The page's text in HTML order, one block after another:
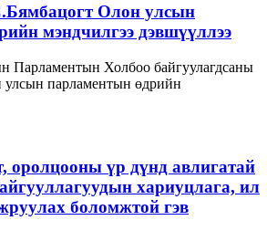
Олон улсын
мэндчилгээ дэвшүүллээ
Парламентын Холбоо байгуулагдсаны
парламентын өдрийн
оролцооны үр дүнд авлигатай
хариуцлага, ил
боломжтой гэв